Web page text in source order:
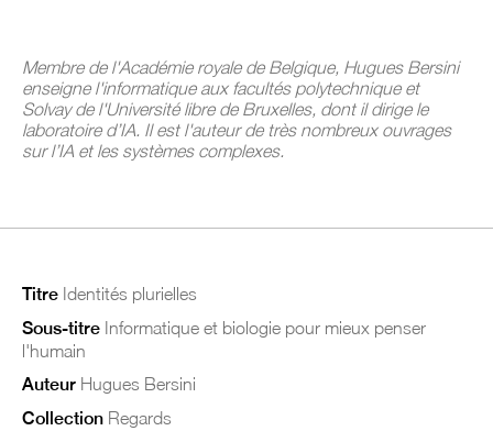
Membre de l'Académie royale de Belgique, Hugues Bersini
enseigne l'informatique aux facultés polytechnique et
Solvay de l'Université libre de Bruxelles, dont il dirige le
laboratoire d’IA. Il est l'auteur de très nombreux ouvrages
sur l’IA et les systèmes complexes.
Titre Identités plurielles
Sous-titre Informatique et biologie pour mieux penser
l'humain
Auteur Hugues Bersini
Collection Regards